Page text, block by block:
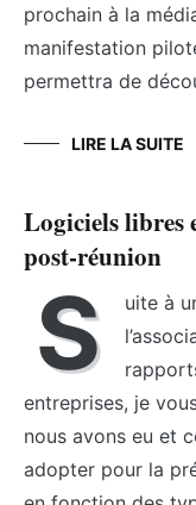
prochain à la
manifestation
permettra de
LIRE LA SUITE
Logiciels libres
post-réunion
S
uite à
entreprises, je
nous avons eu et
adopter pour la